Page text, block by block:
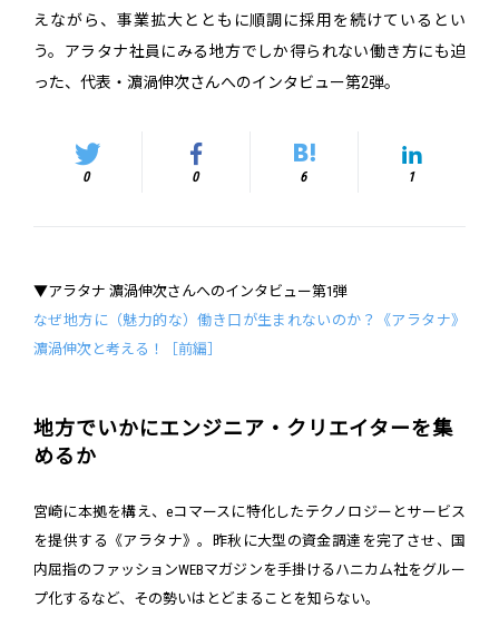
えながら、事業拡大とともに順調に採用を続けているとい
う。アラタナ社員にみる地方でしか得られない働き方にも迫
った、代表・濵渦伸次さんへのインタビュー第2弾。
0 0 6 1
▼アラタナ 濵渦伸次さんへのインタビュー第1弾
なぜ地方に（魅力的な）働き口が生まれないのか？《アラタナ》
濵渦伸次と考える！［前編］
地方でいかにエンジニア・クリエイターを集
めるか
宮崎に本拠を構え、eコマースに特化したテクノロジーとサービス
を提供する《アラタナ》。昨秋に大型の資金調達を完了させ、国
内屈指のファッションWEBマガジンを手掛けるハニカム社をグルー
プ化するなど、その勢いはとどまることを知らない。